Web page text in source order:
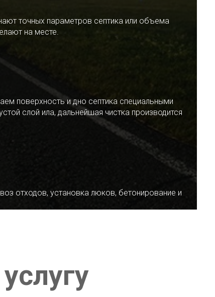
точных параметров септика или объема
на месте.
поверхность и дно септика специальными
слой ила, дальнейшая чистка производится
отходов, установка люков, бетонирование и